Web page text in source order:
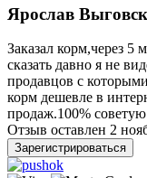
Ярослав
Заказал корм,через 5
сказать давно я не
продавцов с
корм дешевле в
продаж.100%
Отзыв оставлен 2
Зарегистрироваться